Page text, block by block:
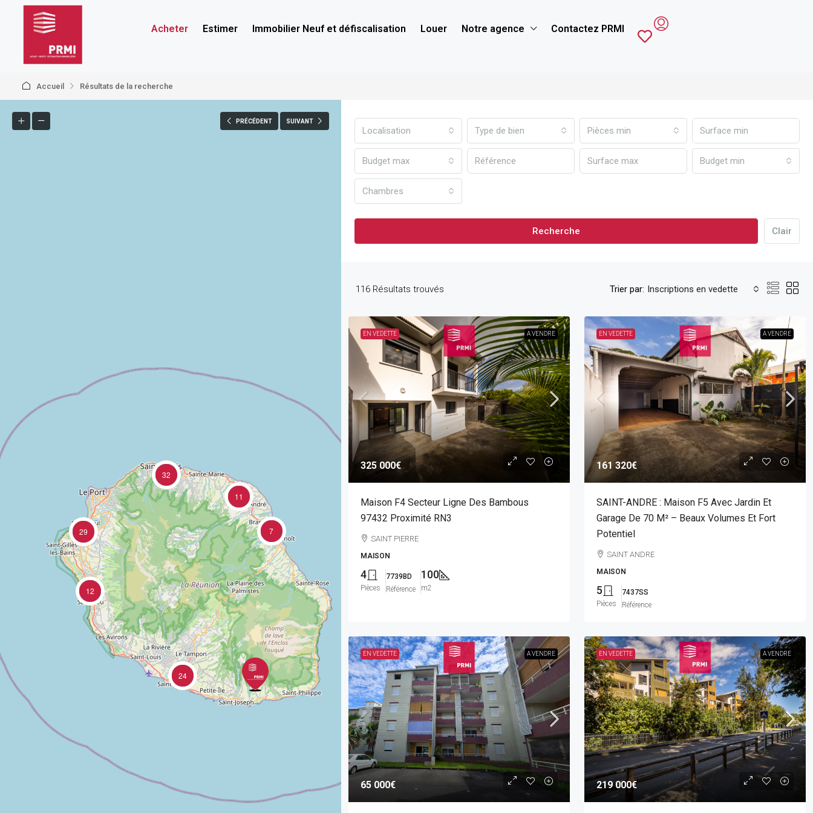
Acheter Estimer Immobilier Neuf et défiscalisation Louer Notre agence Contactez PRMI
Accueil Résultats de la recherche
PRÉCÉDENT SUIVANT
24
12
29 7
32
11
Localisation Type de bien Pièces min
Budget max Budget min
Chambres
Recherche Clair
116 Résultats trouvés Trier par: Inscriptions en vedette
EN VEDETTE A VENDRE
325 000€
Maison F4 Secteur Ligne Des Bambous
97432 Proximité RN3
SAINT PIERRE
MAISON
4
Pièces
7739BD
Référence
100
m2
EN VEDETTE A VENDRE
161 320€
SAINT-ANDRE : Maison F5 Avec Jardin Et
Garage De 70 M² – Beaux Volumes Et Fort
Potentiel
SAINT ANDRE
MAISON
5
Pièces
7437SS
Référence
EN VEDETTE A VENDRE
65 000€
EN VEDETTE A VENDRE
219 000€